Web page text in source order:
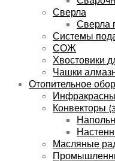
Сверла
Сверла
Системы
СОЖ
Хвостовики
Чашки
Отопительное
Конвекторы
Масляные